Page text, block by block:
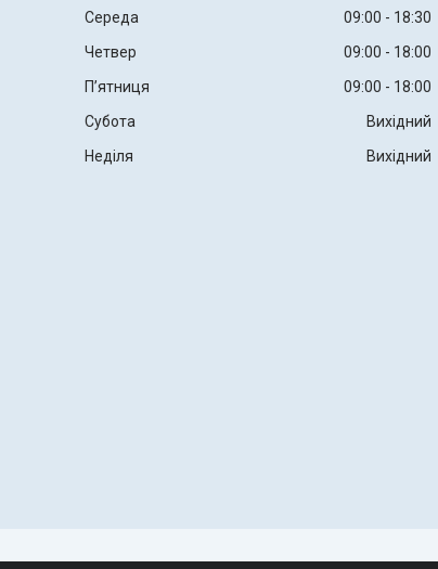
Середа
09:00
18:30
Четвер
09:00
18:00
Пʼятниця
09:00
18:00
Субота
Вихідний
Неділя
Вихідний